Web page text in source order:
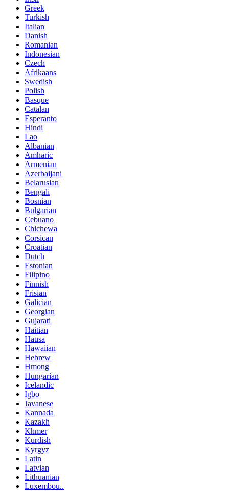
Greek
Turkish
Italian
Danish
Romanian
Indonesian
Czech
Afrikaans
Swedish
Polish
Basque
Catalan
Esperanto
Hindi
Lao
Albanian
Amharic
Armenian
Azerbaijani
Belarusian
Bengali
Bosnian
Bulgarian
Cebuano
Chichewa
Corsican
Croatian
Dutch
Estonian
Filipino
Finnish
Frisian
Galician
Georgian
Gujarati
Haitian
Hausa
Hawaiian
Hebrew
Hmong
Hungarian
Icelandic
Igbo
Javanese
Kannada
Kazakh
Khmer
Kurdish
Kyrgyz
Latin
Latvian
Lithuanian
Luxembou..